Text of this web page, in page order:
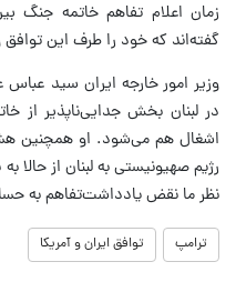
زمان اعلام تفاهم خاتمه جنگ
گفته‌اند که خود را طرف این توافق
وزیر امور خارجه ایران سید
در لبنان بخش جدایی‌ناپذیر
اشغال هم می‌شود. او همچنین
رژیم صهیونیستی به لبنان از حالا
نظر ما نقض یادداشت‌تفاهم به
ترامپ توافق ایران و آمریکا